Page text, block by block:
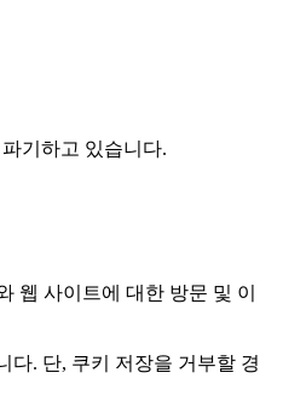
기하고 있습니다.
웹 사이트에 대한 방문 및 이
다. 단, 쿠키 저장을 거부할 경